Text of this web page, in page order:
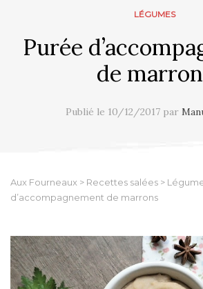
LÉGUMES
Purée
de
Publié le 10/12/2017 par
Aux Fourneaux > Recettes salées >
d’accompagnement de marrons